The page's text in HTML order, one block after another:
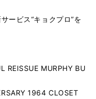
ービス“キョクプロ”を
REISSUE MURPHY BU
1964 CLOSET